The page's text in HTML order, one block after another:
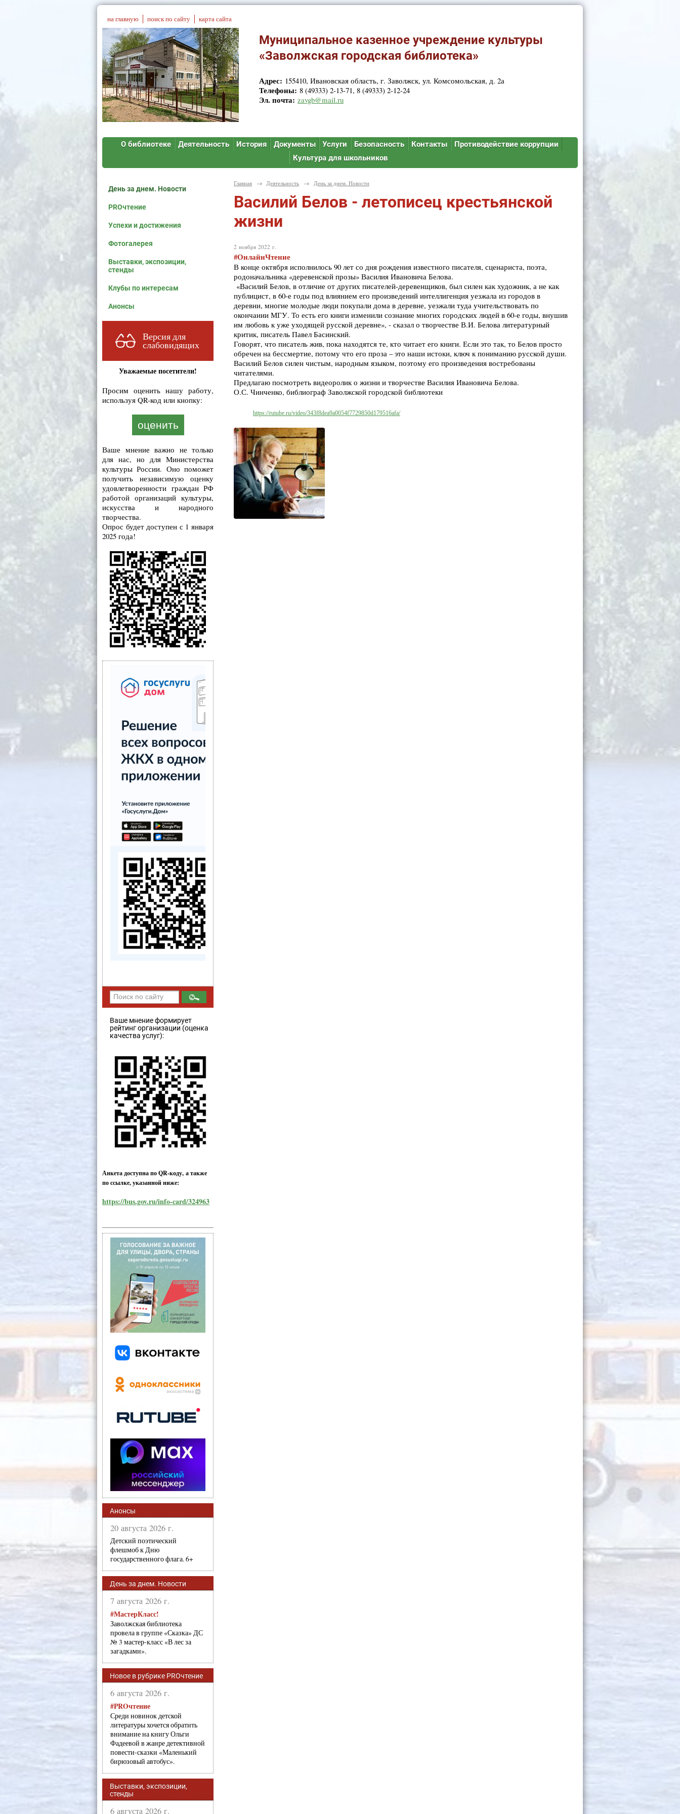
на главную поиск по сайту карта сайта
Муниципальное казенное учреждение культуры
«Заволжская городская библиотека»
Адрес: 155410, Ивановская область, г. Заволжск, ул. Комсомольская, д. 2а
Телефоны: 8 (49333) 2-13-71, 8 (49333) 2-12-24
Эл. почта: zavgb@mail.ru
О библиотеке Деятельность История Документы Услуги Безопасность Контакты
Противодействие коррупции
Культура для школьников
День за днем. Новости
PROчтение
Успехи и достижения
Фотогалерея
Выставки, экспозиции,
стенды
Клубы по интересам
Анонсы
Версия для
слабовидящих
Уважаемые посетители!
Просим оценить нашу работу,
используя QR-код или кнопку:
оценить
Ваше мнение важно не только
для нас, но для Министерства
культуры России. Оно поможет
получить независимую оценку
удовлетворенности граждан РФ
работой организаций культуры,
искусства и народного
творчества.
Опрос будет доступен с 1 января
2025 года!
Ваше мнение формирует
рейтинг организации (оценка
качества услуг):
Анкета доступна по QR-коду, а также
по ссылке, указанной ниже:
https://bus.gov.ru/info-card/324963
Анонсы
20 августа 2026 г.
Детский поэтический
флешмоб к Дню
государственного флага. 6+
День за днем. Новости
7 августа 2026 г.
#МастерКласс!
Заволжская библиотека
провела в группе «Сказка» ДС
№ 3 мастер-класс «В лес за
загадками».
Новое в рубрике PROчтение
6 августа 2026 г.
#PROчтение
Среди новинок детской
литературы хочется обратить
внимание на книгу Ольги
Фадеевой в жанре детективной
повести-сказки «Маленький
бирюзовый автобус».
Выставки, экспозиции,
стенды
6 августа 2026 г.
Главная → Деятельность → День за днем. Новости
Василий Белов - летописец крестьянской
жизни
2 ноября 2022 г.
#ОнлайнЧтение
В конце октября исполнилось 90 лет со дня рождения известного писателя, сценариста, поэта,
родоначальника «деревенской прозы» Василия Ивановича Белова.
«Василий Белов, в отличие от других писателей-деревенщиков, был силен как художник, а не как
публицист, в 60-е годы под влиянием его произведений интеллигенция уезжала из городов в
деревни, многие молодые люди покупали дома в деревне, уезжали туда учительствовать по
окончании МГУ. То есть его книги изменили сознание многих городских людей в 60-е годы, внушив
им любовь к уже уходящей русской деревне», - сказал о творчестве В.И. Белова литературный
критик, писатель Павел Басинский.
Говорят, что писатель жив, пока находятся те, кто читает его книги. Если это так, то Белов просто
обречен на бессмертие, потому что его проза – это наши истоки, ключ к пониманию русской души.
Василий Белов силен чистым, народным языком, поэтому его произведения востребованы
читателями.
Предлагаю посмотреть видеоролик о жизни и творчестве Василия Ивановича Белова.
О.С. Чинченко, библиограф Заволжской городской библиотеки
https://rutube.ru/video/343f8dea9a0054f7729850d179516afa/